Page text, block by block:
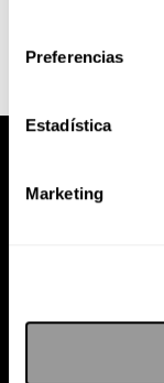
Preferencias
Estadística
Marketing
PODCAST